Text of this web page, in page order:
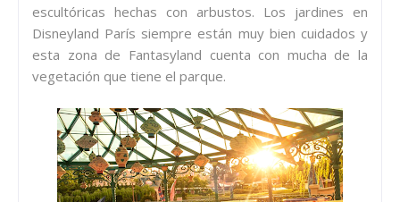
escultóricas hechas con arbustos. Los jardines en
Disneyland París siempre están muy bien cuidados y
esta zona de Fantasyland cuenta con mucha de la
vegetación que tiene el parque.